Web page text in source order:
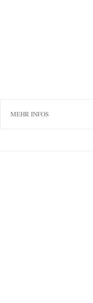
MEHR INFOS